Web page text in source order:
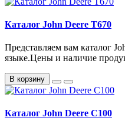
Каталог John Deere T670
Представляем вам каталог
языке.Цены и наличие
В корзину
Каталог John Deere С100